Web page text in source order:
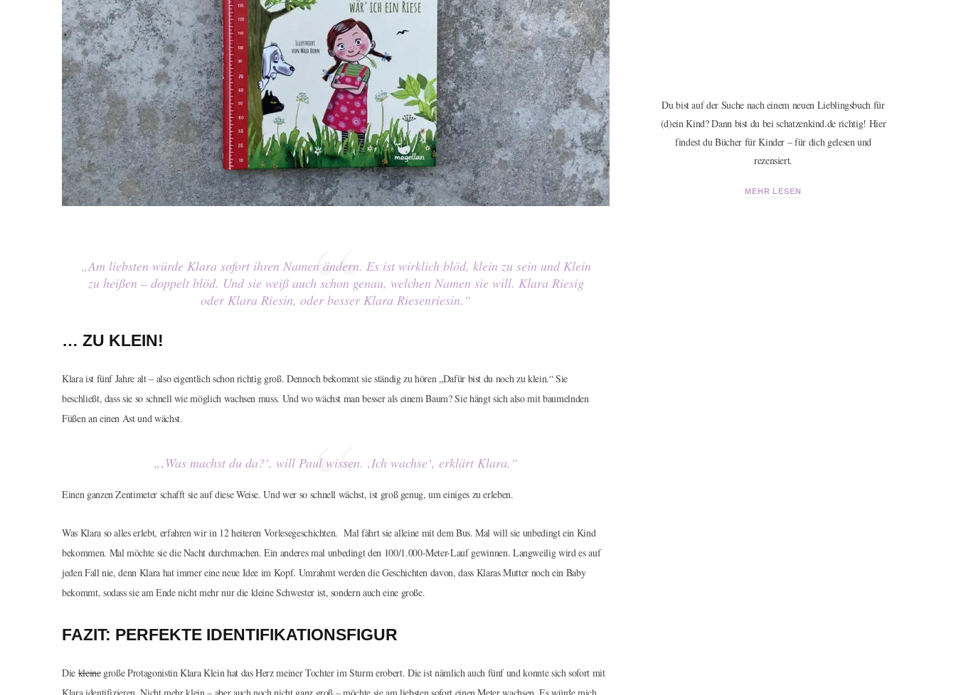
„Am liebsten würde Klara sofort ihren Namen ändern. Es ist wirklich blöd, klein zu sein und Klein
zu heißen – doppelt blöd. Und sie weiß auch schon genau, welchen Namen sie will. Klara Riesig
oder Klara Riesin, oder besser Klara Riesenriesin.“
… ZU KLEIN!
Klara ist fünf Jahre alt – also eigentlich schon richtig groß. Dennoch bekommt sie ständig zu hören „Dafür bist du noch zu klein.“ Sie
beschließt, dass sie so schnell wie möglich wachsen muss. Und wo wächst man besser als einem Baum? Sie hängt sich also mit baumelnden
Füßen an einen Ast und wächst.
„‚Was machst du da?‘, will Paul wissen. ‚Ich wachse‘, erklärt Klara.“
Einen ganzen Zentimeter schafft sie auf diese Weise. Und wer so schnell wächst, ist groß genug, um einiges zu erleben.
Was Klara so alles erlebt, erfahren wir in 12 heiteren Vorlesegeschichten. Mal fährt sie alleine mit dem Bus. Mal will sie unbedingt ein Kind
bekommen. Mal möchte sie die Nacht durchmachen. Ein anderes mal unbedingt den 100/1.000-Meter-Lauf gewinnen. Langweilig wird es auf
jeden Fall nie, denn Klara hat immer eine neue Idee im Kopf. Umrahmt werden die Geschichten davon, dass Klaras Mutter noch ein Baby
bekommt, sodass sie am Ende nicht mehr nur die kleine Schwester ist, sondern auch eine große.
FAZIT: PERFEKTE IDENTIFIKATIONSFIGUR
Diekleinegroße Protagonistin Klara Klein hat das Herz meiner Tochter im Sturm erobert. Die ist nämlich auch fünf und konnte sich sofort mit
Du bist auf der Suche nach einem neuen Lieblingsbuch für
(d)ein Kind? Dann bist du bei schatzenkind.de richtig! Hier
findest du Bücher für Kinder – für dich gelesen und
rezensiert.
MEHR LESEN